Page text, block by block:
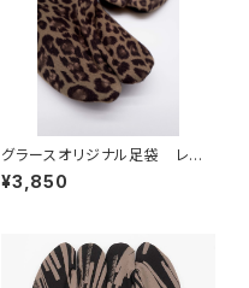
グラースオリジナル足袋 レオ
パード ストレッチ カーキ
¥3,850